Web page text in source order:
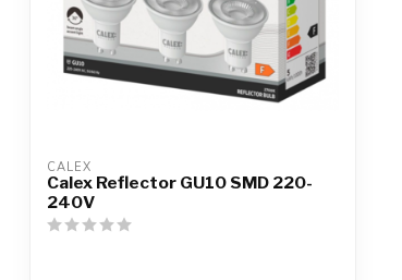
CALEX
Calex Reflector GU10 SMD 220-
240V